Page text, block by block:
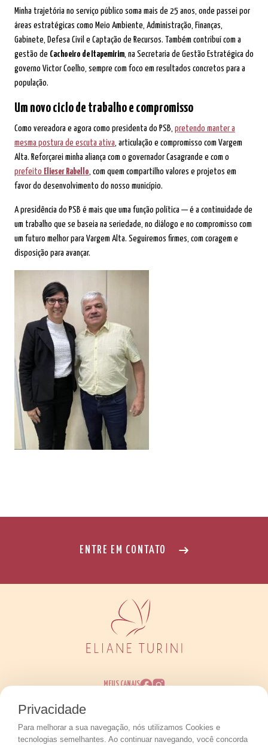
Minha trajetória no serviço público soma mais de 25 anos, onde passei por
áreas estratégicas como Meio Ambiente, Administração, Finanças,
Gabinete, Defesa Civil e Captação de Recursos. Também contribuí com a
gestão de Cachoeiro de Itapemirim, na Secretaria de Gestão Estratégica do
governo Victor Coelho, sempre com foco em resultados concretos para a
população.
Um novo ciclo de trabalho e compromisso
Como vereadora e agora como presidenta do PSB, pretendo manter a
mesma postura de escuta ativa, articulação e compromisso com Vargem
Alta. Reforçarei minha aliança com o governador Casagrande e com o
prefeito Elieser Rabello, com quem compartilho valores e projetos em
favor do desenvolvimento do nosso município.
A presidência do PSB é mais que uma função política — é a continuidade de
um trabalho que se baseia na seriedade, no diálogo e no compromisso com
um futuro melhor para Vargem Alta. Seguiremos firmes, com coragem e
disposição para avançar.
ENTRE EM CONTATO
MEUS CANAIS
Eliane Perim Turini © 2026 - Todos os direitos
Privacidade
Para melhorar a sua navegação, nós utilizamos Cookies e
tecnologias semelhantes. Ao continuar navegando, você concorda